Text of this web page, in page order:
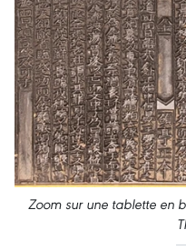
Zoom sur une tablette en